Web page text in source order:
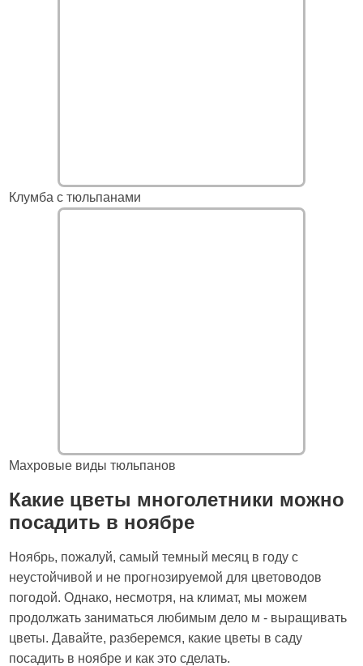
Клумба с тюльпанами
Махровые виды тюльпанов
Какие цветы многолетники можно
посадить в ноябре
Ноябрь, пожалуй, самый темный месяц в году с
неустойчивой и не прогнозируемой для цветоводов
погодой. Однако, несмотря, на климат, мы можем
продолжать заниматься любимым дело м - выращивать
цветы. Давайте, разберемся, какие цветы в саду
посадить в ноябре и как это сделать.